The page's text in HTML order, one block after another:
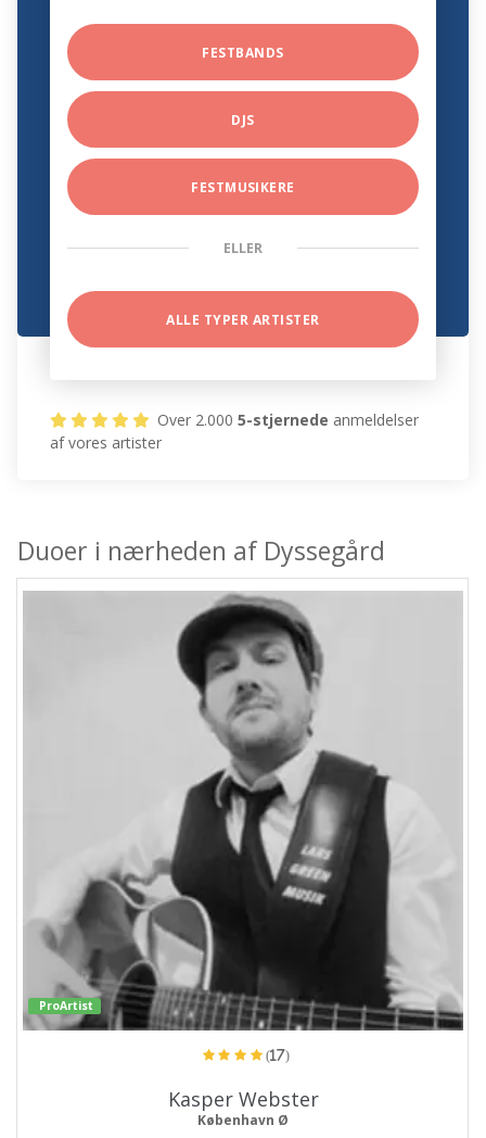
FESTBANDS
DJS
FESTMUSIKERE
ELLER
ALLE TYPER ARTISTER
Over 2.0005-stjernede anmeldelser
af vores artister
Duoer i nærheden af Dyssegård
ProArtist
(17)
Kasper Webster
København Ø